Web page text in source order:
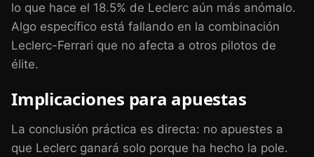
lo que hace el 18.5% de Leclerc aún más anómalo.
Algo específico está fallando en la combinación
Leclerc-Ferrari que no afecta a otros pilotos de
élite.
Implicaciones para apuestas
La conclusión práctica es directa: no apuestes a
que Leclerc ganará solo porque ha hecho la pole.